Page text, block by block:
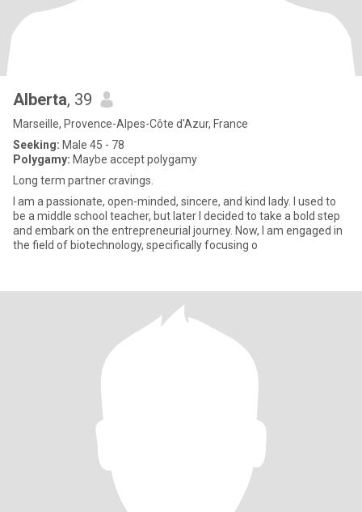
Alberta, 39
Marseille, Provence-Alpes-Côte d'Azur, France
Seeking: Male 45 - 78
Polygamy: Maybe accept polygamy
Long term partner cravings.
I am a passionate, open-minded, sincere, and kind lady. I used to
be a middle school teacher, but later I decided to take a bold step
and embark on the entrepreneurial journey. Now, I am engaged in
the field of biotechnology, specifically focusing o